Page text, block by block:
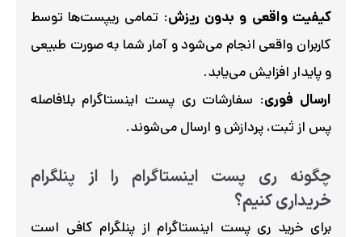
کیفیت واقعی و بدون ریزش: تمامی ریپست‌ها توسط
کاربران واقعی انجام می‌شود و آمار شما به صورت طبیعی
و پایدار افزایش می‌یابد.
ارسال فوری: سفارشات ری پست اینستاگرام بلافاصله
پس از ثبت، پردازش و ارسال می‌شوند.
چگونه ری پست اینستاگرام را از پنلگرام
خریداری کنیم؟
برای خرید ری پست اینستاگرام از پنلگرام کافی است